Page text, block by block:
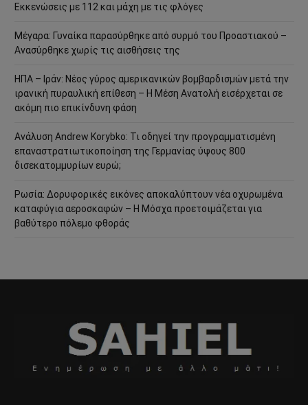
Εκκενώσεις με 112 και μάχη με τις φλόγες
Μέγαρα: Γυναίκα παρασύρθηκε από συρμό του Προαστιακού –
Ανασύρθηκε χωρίς τις αισθήσεις της
ΗΠΑ – Ιράν: Νέος γύρος αμερικανικών βομβαρδισμών μετά την
ιρανική πυραυλική επίθεση – Η Μέση Ανατολή εισέρχεται σε
ακόμη πιο επικίνδυνη φάση
Ανάλυση Andrew Korybko: Τι οδηγεί την προγραμματισμένη
επαναστρατιωτικοποίηση της Γερμανίας ύψους 800
δισεκατομμυρίων ευρώ;
Ρωσία: Δορυφορικές εικόνες αποκαλύπτουν νέα οχυρωμένα
καταφύγια αεροσκαφών – Η Μόσχα προετοιμάζεται για
βαθύτερο πόλεμο φθοράς